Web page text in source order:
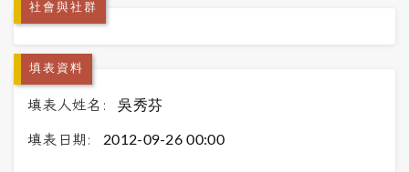
社會與社群
填表資料
填表人姓名: 吳秀芬
填表日期: 2012-09-26 00:00